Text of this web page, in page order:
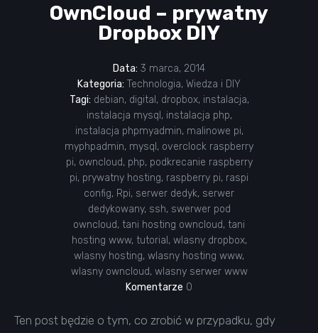
OwnCloud – prywatny
Dropbox DIY
Data: 3 marca, 2014
Kategoria: Technologia, Wiedza i DIY
Tagi: debian, digital , dropbox, instalacja,
instalacja mysql , instalacja php,
instalacja phpmyadmin, malinowe pi,
myphpadmin, mysql , overclock raspberry
pi, owncloud, php, podkrecanie raspberry
pi, prywatny hosting, raspberry pi, raspi
config, Rpi, serwer dedyk, serwer
dedykowany, ssh, swerwer pod
owncloud, tani hosting owncloud, tani
hosting www, tutorial , wlasny dropbox,
wlasny hosting, wlasny hosting www,
wlasny owncloud, wlasny serwer www
Komentarze 0
Ten post będzie o tym, co zrobić w przypadku, gdy